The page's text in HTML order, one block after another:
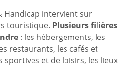
Handicap intervient sur
touristique. Plusieurs filières
: les hébergements, les
restaurants, les cafés et
sportives et de loisirs, les lieux